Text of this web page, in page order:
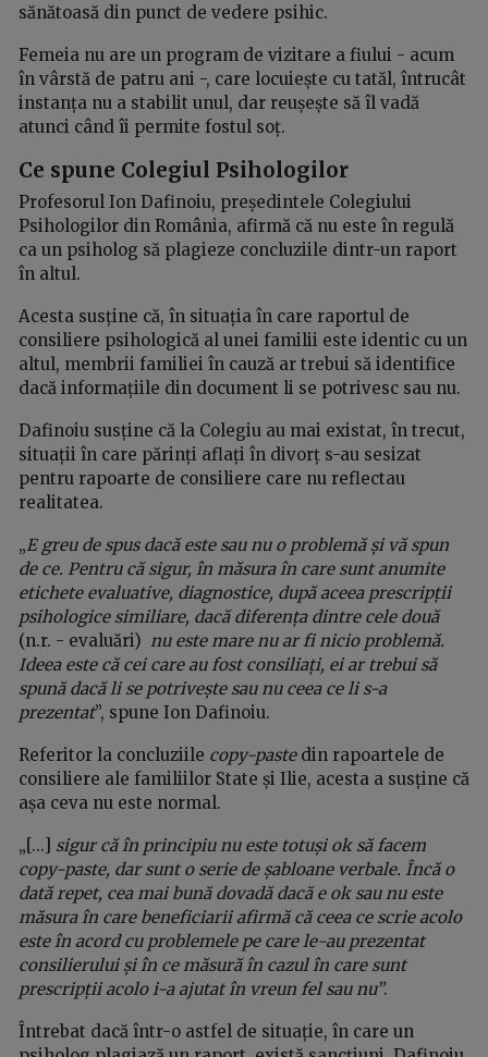
sănătoasă din punct de vedere psihic.
Femeia nu are un program de vizitare a fiului - acum
în vârstă de patru ani -, care locuiește cu tatăl, întrucât
instanța nu a stabilit unul, dar reușește să îl vadă
atunci când îi permite fostul soț.
Ce spune Colegiul Psihologilor
Profesorul Ion Dafinoiu, președintele Colegiului
Psihologilor din România, afirmă că nu este în regulă
ca un psiholog să plagieze concluziile dintr-un raport
în altul.
Acesta susține că, în situația în care raportul de
consiliere psihologică al unei familii este identic cu un
altul, membrii familiei în cauză ar trebui să identifice
dacă informațiile din document li se potrivesc sau nu.
Dafinoiu susține că la Colegiu au mai existat, în trecut,
situații în care părinți aflați în divorț s-au sesizat
pentru rapoarte de consiliere care nu reflectau
realitatea.
„E greu de spus dacă este sau nu o problemă și vă spun
de ce. Pentru că sigur, în măsura în care sunt anumite
etichete evaluative, diagnostice, după aceea prescripții
psihologice similiare, dacă diferența dintre cele două
(n.r. - evaluări) nu este mare nu ar fi nicio problemă.
Ideea este că cei care au fost consiliați, ei ar trebui să
spună dacă li se potrivește sau nu ceea ce li s-a
prezentat”, spune Ion Dafinoiu.
Referitor la concluziile copy-pastedin rapoartele de
consiliere ale familiilor State și Ilie, acesta a susține că
așa ceva nu este normal.
„[...]
sigur că în principiu nu este totuși ok să facem
copy-paste, dar sunt o serie de șabloane verbale. Încă o
dată repet, cea mai bună dovadă dacă e ok sau nu este
măsura în care beneficiarii afirmă că ceea ce scrie acolo
este în acord cu problemele pe care le-au prezentat
consilierului și în ce măsură în cazul în care sunt
prescripții acolo i-a ajutat în vreun fel sau nu”.
Întrebat dacă într-o astfel de situație, în care un